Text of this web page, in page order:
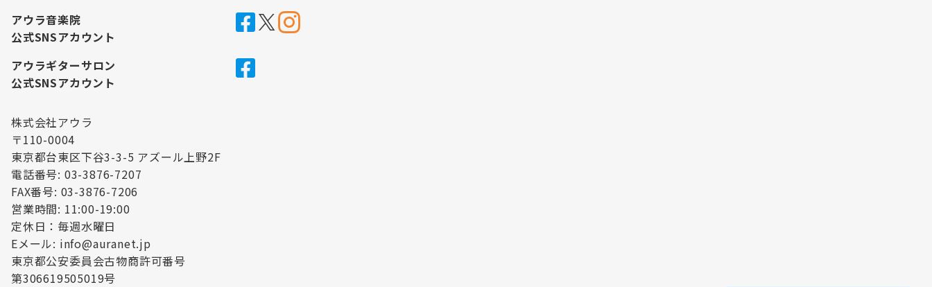
アウラ音楽院
公式SNSアカウント
アウラギターサロン
公式SNSアカウント
株式会社アウラ
〒110-0004
東京都台東区下谷3-3-5 アズール上野2F
電話番号: 03-3876-7207
FAX番号: 03-3876-7206
営業時間: 11:00-19:00
定休日：毎週水曜日
Eメール: info@auranet.jp
東京都公安委員会古物商許可番号
第306619505019号